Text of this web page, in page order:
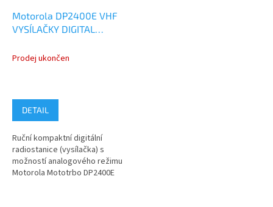
Motorola DP2400E VHF
VYSÍLAČKY DIGITAL
MDH02JDC9VA1AN
Prodej ukončen
DETAIL
Ruční kompaktní digitální
radiostanice (vysílačka) s
možností analogového režimu
Motorola Mototrbo DP2400E